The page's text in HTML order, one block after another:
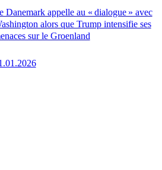
Danemark appelle au « dialogue » avec
alors que Trump intensifie ses
sur le Groenland